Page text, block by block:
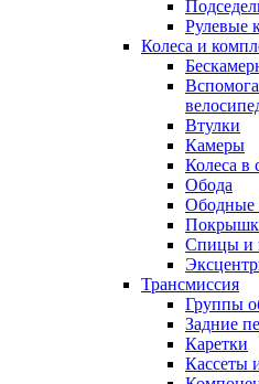
Рулевые
Колеса и
Втулки
Камеры
Колеса в
Обода
Ободные
Спицы и
Трансмиссия
Группы
Задние
Каретки
Кассеты